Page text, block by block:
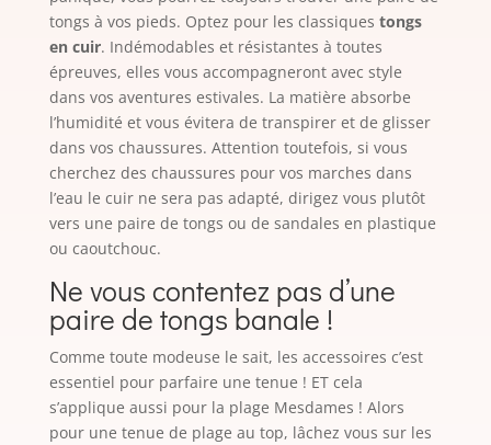
tongs à vos pieds. Optez pour les classiques tongs
en cuir. Indémodables et résistantes à toutes
épreuves, elles vous accompagneront avec style
dans vos aventures estivales. La matière absorbe
l’humidité et vous évitera de transpirer et de glisser
dans vos chaussures. Attention toutefois, si vous
cherchez des chaussures pour vos marches dans
l’eau le cuir ne sera pas adapté, dirigez vous plutôt
vers une paire de tongs ou de sandales en plastique
ou caoutchouc.
Ne vous contentez pas d’une
paire de tongs banale !
Comme toute modeuse le sait, les accessoires c’est
essentiel pour parfaire une tenue ! ET cela
s’applique aussi pour la plage Mesdames ! Alors
pour une tenue de plage au top, lâchez vous sur les